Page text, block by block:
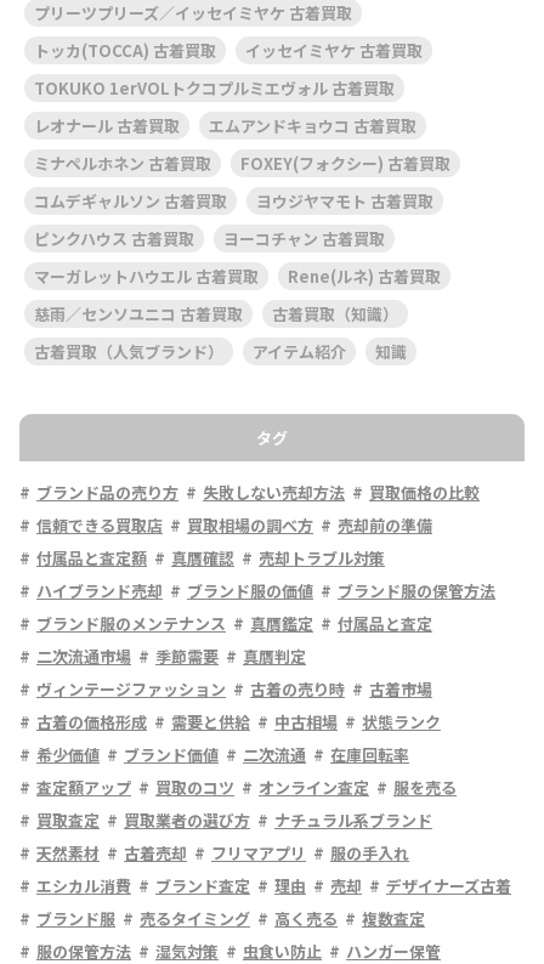
プリーツプリーズ／イッセイミヤケ 古着買取
トッカ(TOCCA) 古着買取
イッセイミヤケ 古着買取
TOKUKO 1erVOLトクコプルミエヴォル 古着買取
レオナール 古着買取
エムアンドキョウコ 古着買取
ミナペルホネン 古着買取
FOXEY(フォクシー) 古着買取
コムデギャルソン 古着買取
ヨウジヤマモト 古着買取
ピンクハウス 古着買取
ヨーコチャン 古着買取
マーガレットハウエル 古着買取
Rene(ルネ) 古着買取
慈雨／センソユニコ 古着買取
古着買取（知識）
古着買取（人気ブランド）
アイテム紹介 知識
タグ
ブランド品の売り方 失敗しない売却方法
買取価格の比較
信頼できる買取店
買取相場の調べ方
売却前の準備
付属品と査定額
真贋確認
売却トラブル対策
ハイブランド売却
ブランド服の価値
ブランド服の保管方法
ブランド服のメンテナンス
真贋鑑定
付属品と査定
二次流通市場
季節需要
真贋判定
ヴィンテージファッション
古着の売り時
古着市場
古着の価格形成
需要と供給 中古相場
状態ランク
希少価値
ブランド価値 二次流通
在庫回転率
査定額アップ
買取のコツ オンライン査定
服を売る
買取査定
買取業者の選び方
ナチュラル系ブランド
天然素材
古着売却 フリマアプリ
服の手入れ
エシカル消費
ブランド査定 理由 売却
デザイナーズ古着
ブランド服
売るタイミング 高く売る
複数査定
服の保管方法
湿気対策 虫食い防止
ハンガー保管